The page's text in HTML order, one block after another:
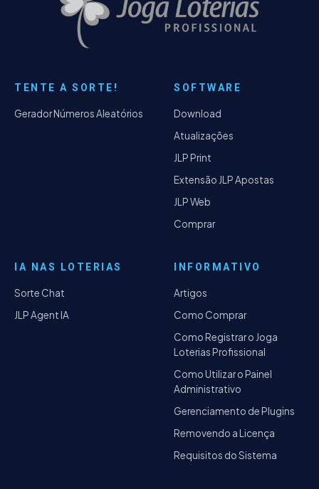
TENTE A SORTE!
Gerador Números Aleatórios
SOFTWARE
Download
Atualizações
JLP Print
Extensão JLP Apostas
JLP Web
Comprar
IA NAS LOTERIAS
Sorte Chat
JLP Agent IA
INFORMATIVO
Artigos
Como Comprar
Como Registrar o Joga
Loterias Profissional
Como Utilizar o Painel
Administrativo
Gerenciamento de Plugins
Removendo a Licença
Requisitos do Sistema